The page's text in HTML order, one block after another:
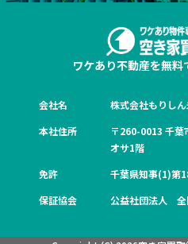
ワケあり不動産を無料
会社名
株式会社もりし
本社住所
〒260-0013 千
オサ1階
免許
千葉県知事(1)第
保証協会
公益社団法人 全